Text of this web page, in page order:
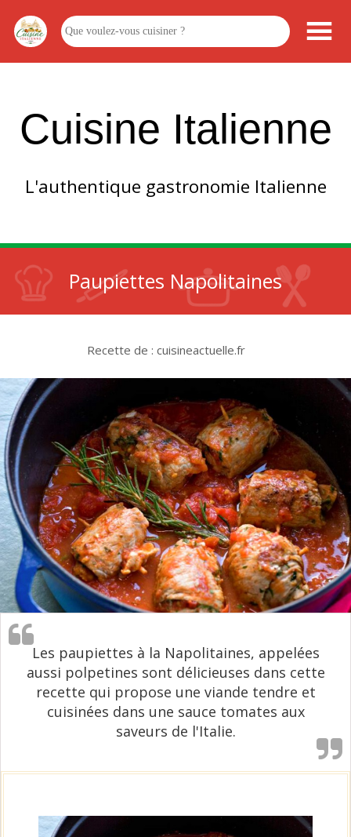
Cuisine Italienne
L'authentique gastronomie Italienne
Paupiettes Napolitaines
Recette de : cuisineactuelle.fr
Les paupiettes à la Napolitaines, appelées
aussi polpetines sont délicieuses dans cette
recette qui propose une viande tendre et
cuisinées dans une sauce tomates aux
saveurs de l'Italie.